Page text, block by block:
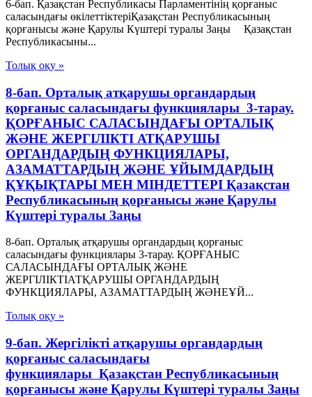
6-бап. Қазақстан Республикасы Парламентiнің қорғаныс
саласындағы өкілеттіктеріҚазақстан Республикасының
қорғанысы және Қарулы Күштері туралы Заңы Қазақстан
Республикасыны...
Толық оқу »
8-бап. Орталық атқарушы органдардың
қорғаныс саласындағы функциялары 3-тарау.
ҚОРҒАНЫС САЛАСЫНДАҒЫ ОРТАЛЫҚ
ЖӘНЕ ЖЕРГІЛIКТІ АТҚАРУШЫ
ОРГАНДАРДЫҢ ФУНКЦИЯЛАРЫ,
АЗАМАТТАРДЫҢ ЖӘНЕ ҰЙЫМДАРДЫҢ
ҚҰҚЫҚТАРЫ МЕН МIНДЕТТЕРІ Қазақстан
Республикасының қорғанысы және Қарулы
Күштері туралы Заңы
8-бап. Орталық атқарушы органдардың қорғаныс
саласындағы функциялары 3-тарау. ҚОРҒАНЫС
САЛАСЫНДАҒЫ ОРТАЛЫҚ ЖӘНЕ
ЖЕРГІЛIКТІАТҚАРУШЫ ОРГАНДАРДЫҢ
ФУНКЦИЯЛАРЫ, АЗАМАТТАРДЫҢ ЖӘНЕҰЙ...
Толық оқу »
9-бап. Жергіліктi атқарушы органдардың
қорғаныс саласындағы
функциялары Қазақстан Республикасының
қорғанысы және Қарулы Күштері туралы Заңы